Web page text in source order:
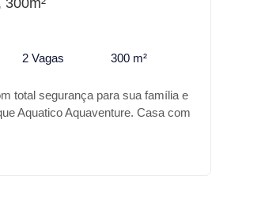
2 Vagas 300 m²
total segurança para sua família e
Aquatico Aquaventure. Casa com
com 6 suítes, sendo uma no